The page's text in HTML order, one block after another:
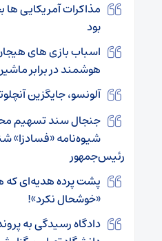
مذاکرات آمریکایی
بود
اسباب بازی های
هوشمند در برابر
آلونسو، جایگزین
جنجال سند تسهیم
شیوه‌نامه «فسادزا»
رئیس‌جمهور
پشت پرده هدیه‌ای که
«خوشحال نکرد»!
دادگاه رسیدگی به